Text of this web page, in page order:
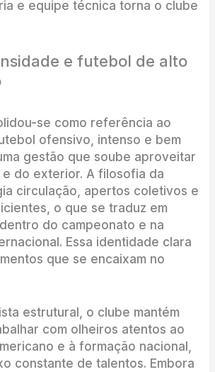
e equipe técnica torna o clube
e futebol de alto
se como referência ao
ofensivo, intenso e bem
gestão que soube aproveitar
do exterior. A filosofia da
circulação, apertos coletivos e
o que se traduz em
do campeonato e na
Essa identidade clara
que se encaixam no
estrutural, o clube mantém
com olheiros atentos ao
e à formação nacional,
constante de talentos. Embora